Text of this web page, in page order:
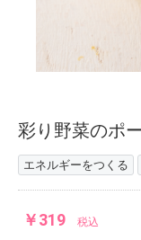
彩り野菜のポ
エネルギーをつくる
￥319 税込